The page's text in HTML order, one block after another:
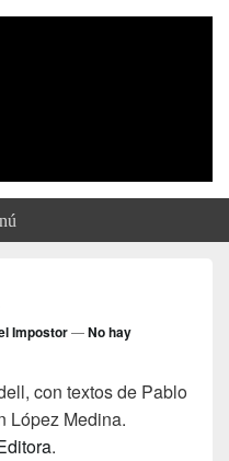
Impostor—No hay
con textos de Pablo
López Medina.
.